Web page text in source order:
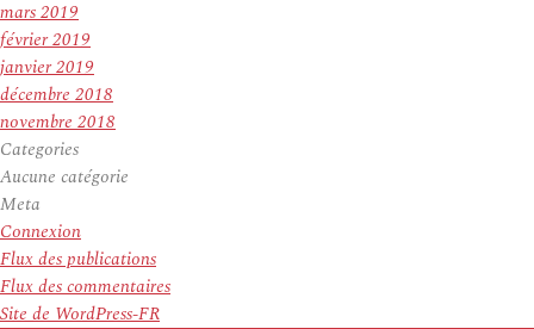
mars 2019
février 2019
janvier 2019
décembre 2018
novembre 2018
Categories
Aucune catégorie
Meta
Connexion
Flux des publications
Flux des commentaires
Site de WordPress-FR